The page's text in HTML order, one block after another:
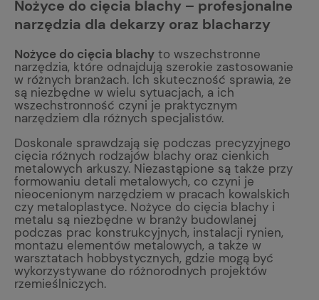
Nożyce do cięcia blachy – profesjonalne
narzędzia dla dekarzy oraz blacharzy
Nożyce do cięcia blachy to wszechstronne
narzędzia, które odnajdują szerokie zastosowanie
w różnych branżach. Ich skuteczność sprawia, że
są niezbędne w wielu sytuacjach, a ich
wszechstronność czyni je praktycznym
narzędziem dla różnych specjalistów.
Doskonale sprawdzają się podczas precyzyjnego
cięcia różnych rodzajów blachy oraz cienkich
metalowych arkuszy. Niezastąpione są także przy
formowaniu detali metalowych, co czyni je
nieocenionym narzędziem w pracach kowalskich
czy metaloplastyce. Nożyce do cięcia blachy i
metalu są niezbędne w branży budowlanej
podczas prac konstrukcyjnych, instalacji rynien,
montażu elementów metalowych, a także w
warsztatach hobbystycznych, gdzie mogą być
wykorzystywane do różnorodnych projektów
rzemieślniczych.